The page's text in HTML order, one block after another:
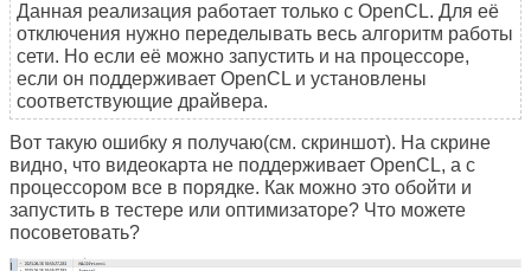
Данная реализация работает только с OpenCL. Для её
отключения нужно переделывать весь алгоритм работы
сети. Но если её можно запустить и на процессоре,
если он поддерживает OpenCL и установлены
соответствующие драйвера.
Вот такую ошибку я получаю(см. скриншот). На скрине
видно, что видеокарта не поддерживает OpenCL, а с
процессором все в порядке. Как можно это обойти и
запустить в тестере или оптимизаторе? Что можете
посоветовать?